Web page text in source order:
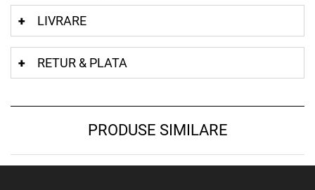
LIVRARE
RETUR & PLATA
PRODUSE SIMILARE